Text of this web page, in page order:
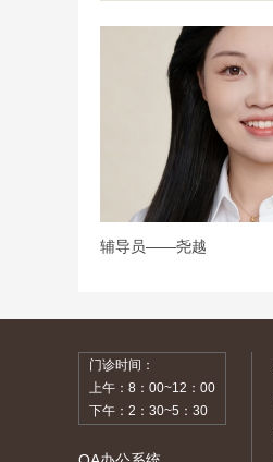
辅导员——尧越
门诊时间：
上午：8：00~12：00
下午：2：30~5：30